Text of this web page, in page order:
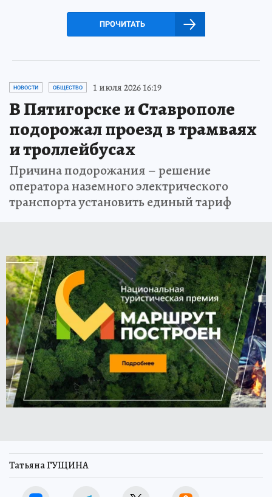
ПРОЧИТАТЬ
НОВОСТИ ОБЩЕСТВО 1 июля 2026 16:19
В Пятигорске и Ставрополе
подорожал проезд в трамваях
и троллейбусах
Причина подорожания – решение
оператора наземного электрического
транспорта установить единый тариф
Татьяна ГУЩИНА